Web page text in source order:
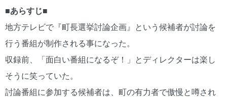
■あらすじ■
地方テレビで『町長選挙討論企画』という候補者が討論を
行う番組が制作される事になった。
収録前、「面白い番組になるぞ！」とディレクターは楽し
そうに笑っていた。
討論番組に参加する候補者は、町の有力者で傲慢と噂され